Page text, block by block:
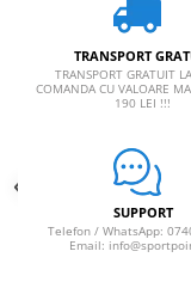
TRANSPORT
TRANSPORT GRATUIT
COMANDA CU VALOARE
190 LEI !!!
SUPPORT
Telefon / WhatsApp:
Email: